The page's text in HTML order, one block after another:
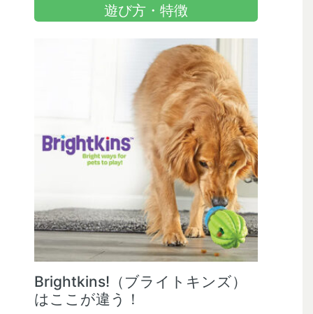
遊び方・特徴
Brightkins!（ブライトキンズ）
はここが違う！